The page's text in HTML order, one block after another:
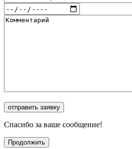
Спасибо за ваше сообщение!
Продолжить